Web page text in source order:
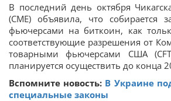
В последний день октября
(CME) объявила, что собирается
фьючерсами на биткоин, как
соответствующие разрешения от
товарными фьючерсами США
планируется осуществить до конца
Вспомните новость: В Украине
специальные законы